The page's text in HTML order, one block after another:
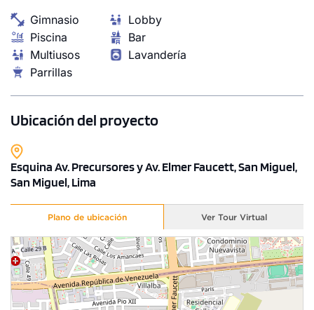
Gimnasio
Lobby
Piscina
Bar
Multiusos
Lavandería
Parrillas
Ubicación del proyecto
Esquina Av. Precursores y Av. Elmer Faucett, San Miguel,
San Miguel, Lima
Plano de ubicación Ver Tour Virtual